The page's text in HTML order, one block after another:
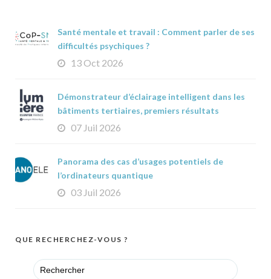
Santé mentale et travail : Comment parler de ses
difficultés psychiques ?
13 Oct 2026
Démonstrateur d’éclairage intelligent dans les
bâtiments tertiaires, premiers résultats
07 Juil 2026
Panorama des cas d’usages potentiels de
l’ordinateurs quantique
03 Juil 2026
QUE RECHERCHEZ-VOUS ?
Search
for: